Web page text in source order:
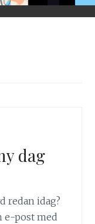
dag
redan idag?
e-post med